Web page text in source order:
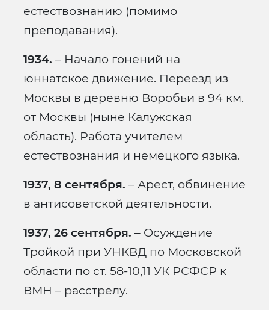
естествознанию (помимо
преподавания).
1934. – Начало гонений на
юннатское движение. Переезд из
Москвы в деревню Воробьи в 94 км.
от Москвы (ныне Калужская
область). Работа учителем
естествознания и немецкого языка.
1937, 8 сентября. – Арест, обвинение
в антисоветской деятельности.
1937, 26 сентября. – Осуждение
Тройкой при УНКВД по Московской
области по ст. 58-10,11 УК РСФСР к
ВМН – расстрелу.